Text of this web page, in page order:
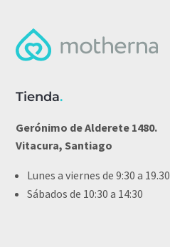
Tienda.
Gerónimo de Alderete 1480.
Vitacura, Santiago
Lunes a viernes de 9:30 a 19.30
Sábados de 10:30 a 14:30